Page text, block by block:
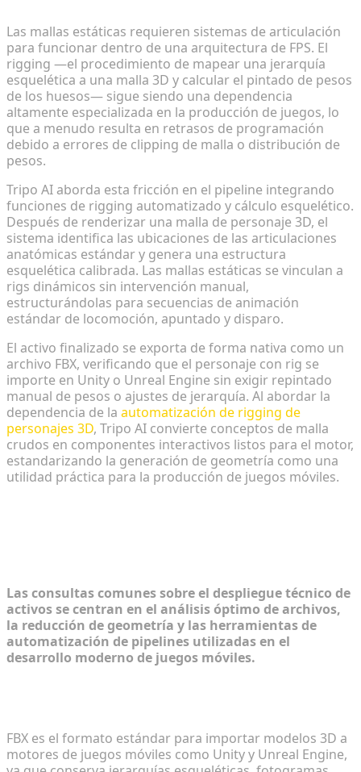
Las mallas estáticas requieren sistemas de articulación
para funcionar dentro de una arquitectura de FPS. El
rigging —el procedimiento de mapear una jerarquía
esquelética a una malla 3D y calcular el pintado de pesos
de los huesos— sigue siendo una dependencia
altamente especializada en la producción de juegos, lo
que a menudo resulta en retrasos de programación
debido a errores de clipping de malla o distribución de
pesos.
Tripo AI aborda esta fricción en el pipeline integrando
funciones de rigging automatizado y cálculo esquelético.
Después de renderizar una malla de personaje 3D, el
sistema identifica las ubicaciones de las articulaciones
anatómicas estándar y genera una estructura
esquelética calibrada. Las mallas estáticas se vinculan a
rigs dinámicos sin intervención manual,
estructurándolas para secuencias de animación
estándar de locomoción, apuntado y disparo.
El activo finalizado se exporta de forma nativa como un
archivo FBX, verificando que el personaje con rig se
importe en Unity o Unreal Engine sin exigir repintado
manual de pesos o ajustes de jerarquía. Al abordar la
dependencia de la automatización de rigging de
personajes 3D, Tripo AI convierte conceptos de malla
crudos en componentes interactivos listos para el motor,
estandarizando la generación de geometría como una
utilidad práctica para la producción de juegos móviles.
Las consultas comunes sobre el despliegue técnico de
activos se centran en el análisis óptimo de archivos,
la reducción de geometría y las herramientas de
automatización de pipelines utilizadas en el
desarrollo moderno de juegos móviles.
FBX es el formato estándar para importar modelos 3D a
motores de juegos móviles como Unity y Unreal Engine,